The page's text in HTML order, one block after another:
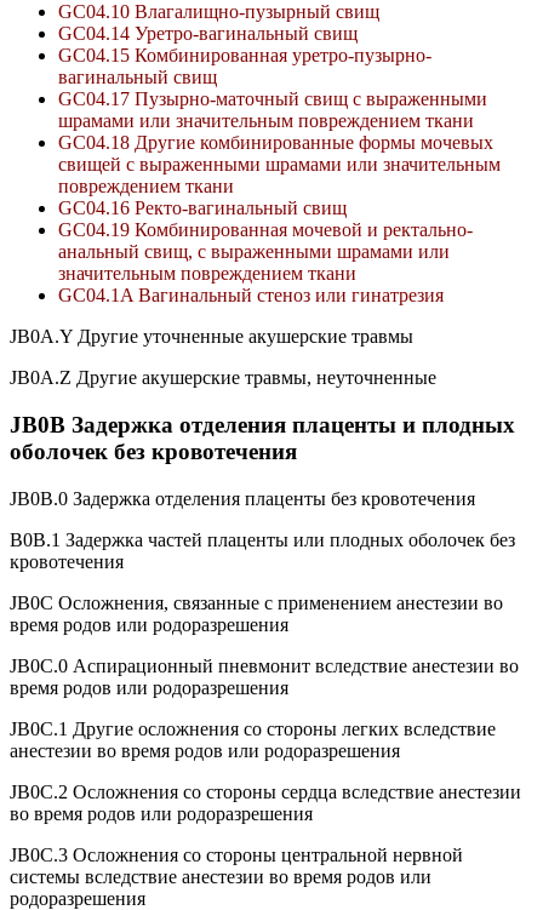
GC04.10 Влагалищно-пузырный свищ
GC04.14 Уретро-вагинальный свищ
GC04.15 Комбинированная уретро-пузырно-
вагинальный свищ
GC04.17 Пузырно-маточный свищ с выраженными
шрамами или значительным повреждением ткани
GC04.18 Другие комбинированные формы мочевых
свищей с выраженными шрамами или значительным
повреждением ткани
GC04.16 Ректо-вагинальный свищ
GC04.19 Комбинированная мочевой и ректально-
анальный свищ, с выраженными шрамами или
значительным повреждением ткани
GC04.1A Вагинальный стеноз или гинатрезия
JB0A.Y Другие уточненные акушерские травмы
JB0A.Z Другие акушерские травмы, неуточненные
JB0B Задержка отделения плаценты и плодных
оболочек без кровотечения
JB0B.0 Задержка отделения плаценты без кровотечения
В0В.1 Задержка частей плаценты или плодных оболочек без
кровотечения
JB0C Осложнения, связанные с применением анестезии во
время родов или родоразрешения
JB0C.0 Аспирационный пневмонит вследствие анестезии во
время родов или родоразрешения
JB0C.1 Другие осложнения со стороны легких вследствие
анестезии во время родов или родоразрешения
JB0C.2 Осложнения со стороны сердца вследствие анестезии
во время родов или родоразрешения
JB0C.3 Осложнения со стороны центральной нервной
системы вследствие анестезии во время родов или
родоразрешения